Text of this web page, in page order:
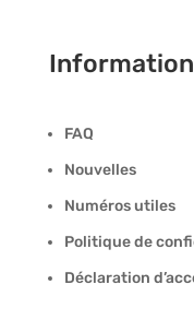
FAQ
Nouvelles
Numéros utiles
Politique de
Déclaration